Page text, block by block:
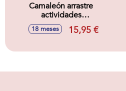
Camaleón arrastre
actividades
28x13x14cm
18 meses 15,95 €